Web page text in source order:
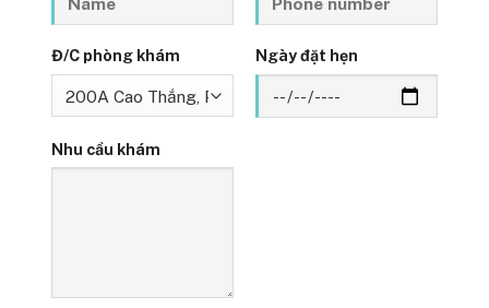
Đ/C phòng khám Ngày đặt hẹn
Nhu cầu khám